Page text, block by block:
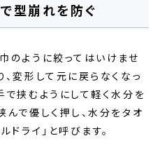
型崩れを防ぐ
のように絞ってはいけませ
変形して元に戻らなくなっ
で挟むようにして軽く水分を
で優しく押し、水分をタオ
ドライ」と呼びます。